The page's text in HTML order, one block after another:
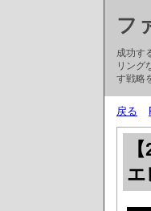
フ
成功す
リング
す戦略
戻る
エ